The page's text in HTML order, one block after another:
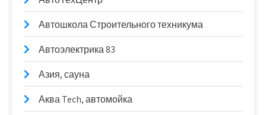
Автошкола Строительного техникума
Автоэлектрика 83
Азия, сауна
Аква Tech, автомойка